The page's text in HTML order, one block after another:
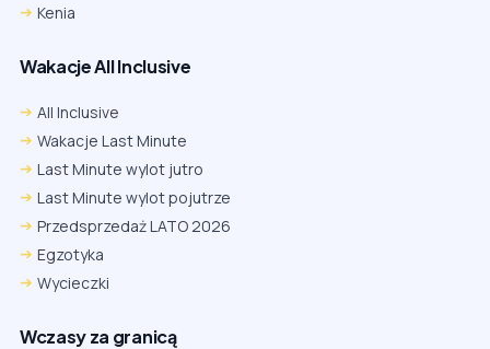
Kenia
Wakacje All Inclusive
All Inclusive
Wakacje Last Minute
Last Minute wylot jutro
Last Minute wylot pojutrze
Przedsprzedaż LATO 2026
Egzotyka
Wycieczki
Wczasy za granicą